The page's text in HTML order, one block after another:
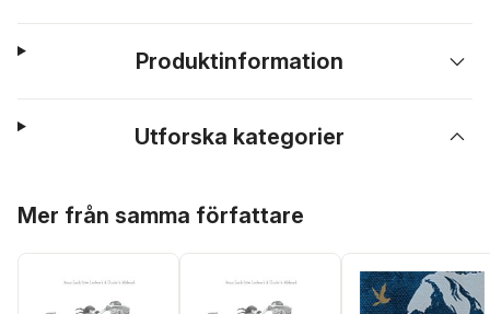
Produktinformation
Utforska kategorier
Mer från samma författare